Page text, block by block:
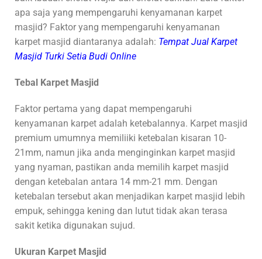
apa saja yang mempengaruhi kenyamanan karpet
masjid? Faktor yang mempengaruhi kenyamanan
karpet masjid diantaranya adalah: Tempat Jual Karpet
Masjid Turki Setia Budi Online
Tebal Karpet Masjid
Faktor pertama yang dapat mempengaruhi
kenyamanan karpet adalah ketebalannya. Karpet masjid
premium umumnya memiliiki ketebalan kisaran 10-
21mm, namun jika anda menginginkan karpet masjid
yang nyaman, pastikan anda memilih karpet masjid
dengan ketebalan antara 14 mm-21 mm. Dengan
ketebalan tersebut akan menjadikan karpet masjid lebih
empuk, sehingga kening dan lutut tidak akan terasa
sakit ketika digunakan sujud.
Ukuran Karpet Masjid